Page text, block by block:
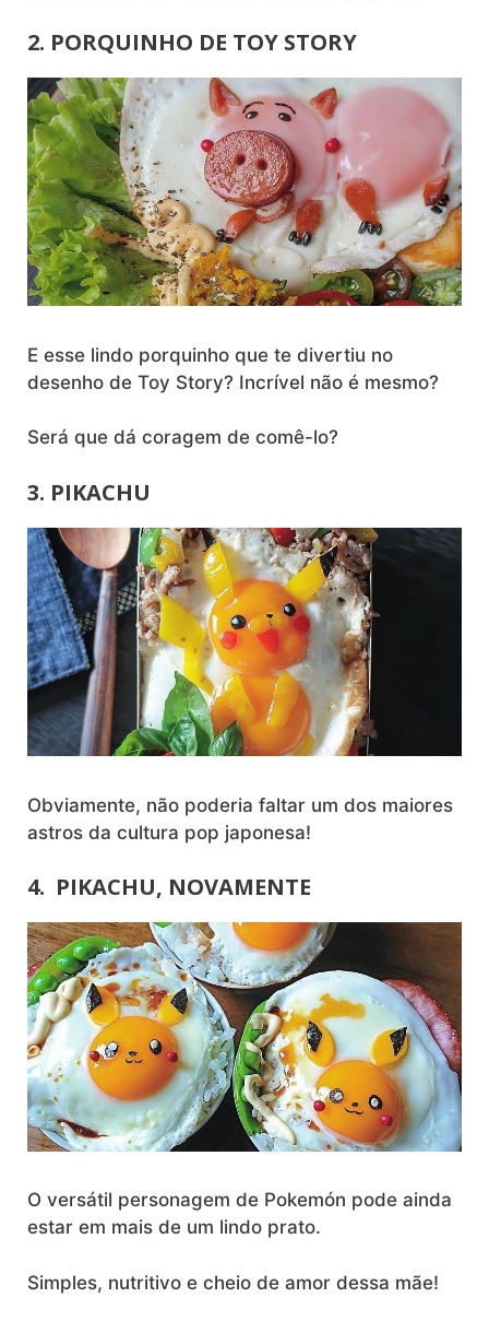
2. PORQUINHO DE TOY STORY
E esse lindo porquinho que te divertiu no
desenho de Toy Story? Incrível não é mesmo?
Será que dá coragem de comê-lo?
3. PIKACHU
Obviamente, não poderia faltar um dos maiores
astros da cultura pop japonesa!
4. PIKACHU, NOVAMENTE
O versátil personagem de Pokemón pode ainda
estar em mais de um lindo prato.
Simples, nutritivo e cheio de amor dessa mãe!